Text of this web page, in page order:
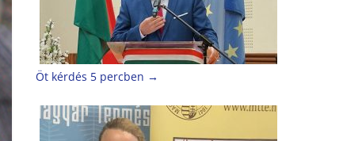
Öt kérdés 5 percben →